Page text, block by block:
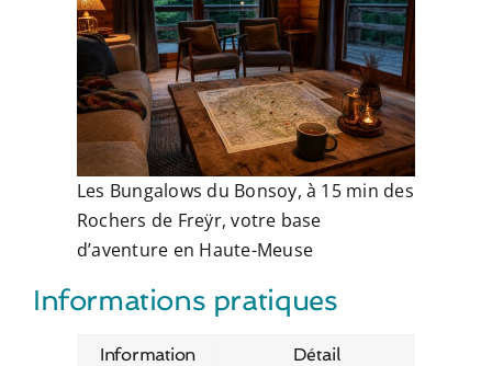
Les Bungalows du Bonsoy, à 15 min des
Rochers de Freÿr, votre base
d’aventure en Haute-Meuse
Informations pratiques
Information Détail